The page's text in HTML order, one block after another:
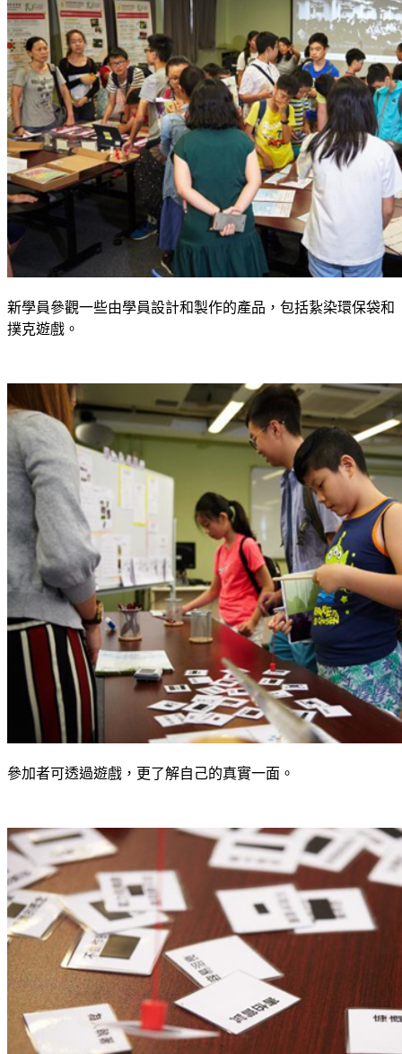
新學員參觀一些由學員設計和製作的產品，包括紥染環保袋和
撲克遊戲。
參加者可透過遊戲，更了解自己的真實一面。